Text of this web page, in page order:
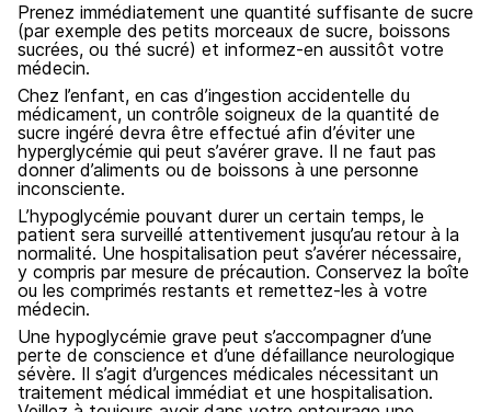
Prenez immédiatement une quantité suffisante de sucre
(par exemple des petits morceaux de sucre, boissons
sucrées, ou thé sucré) et informez-en aussitôt votre
médecin.
Chez l’enfant, en cas d’ingestion accidentelle du
médicament, un contrôle soigneux de la quantité de
sucre ingéré devra être effectué afin d’éviter une
hyperglycémie qui peut s’avérer grave. Il ne faut pas
donner d’aliments ou de boissons à une personne
inconsciente.
L’hypoglycémie pouvant durer un certain temps, le
patient sera surveillé attentivement jusqu’au retour à la
normalité. Une hospitalisation peut s’avérer nécessaire,
y compris par mesure de précaution. Conservez la boîte
ou les comprimés restants et remettez-les à votre
médecin.
Une hypoglycémie grave peut s’accompagner d’une
perte de conscience et d’une défaillance neurologique
sévère. Il s’agit d’urgences médicales nécessitant un
traitement médical immédiat et une hospitalisation.